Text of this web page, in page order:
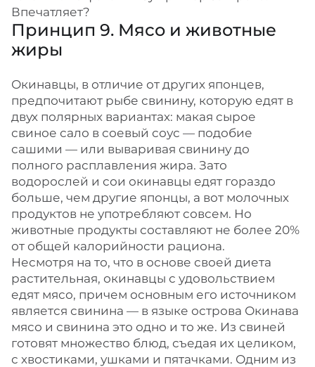
Впечатляет?
Принцип 9. Мясо и животные
жиры
Окинавцы, в отличие от других японцев,
предпочитают рыбе свинину, которую едят в
двух полярных вариантах: макая сырое
свиное сало в соевый соус — подобие
сашими — или вываривая свинину до
полного расплавления жира. Зато
водорослей и сои окинавцы едят гораздо
больше, чем другие японцы, а вот молочных
продуктов не употребляют совсем. Но
животные продукты составляют не более 20%
от общей калорийности рациона.
Несмотря на то, что в основе своей диета
растительная, окинавцы с удовольствием
едят мясо, причем основным его источником
является свинина — в языке острова Окинава
мясо и свинина это одно и то же. Из свиней
готовят множество блюд, съедая их целиком,
с хвостиками, ушками и пятачками. Одним из